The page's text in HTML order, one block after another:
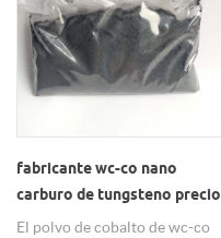
fabricante wc-co nano
carburo de tungsteno precio
en polvo de cobalto
El polvo de cobalto de wc-co